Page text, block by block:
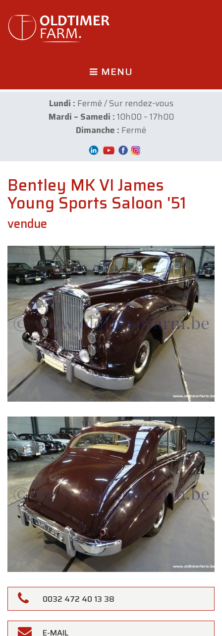
MENU
Lundi : Fermé / Sur rendez-vous
Mardi – Samedi :10h00 – 17h00
Dimanche : Fermé
Bentley MK VI James
Young Sports Saloon '51
vendue
0032 472 40 13 38
E-MAIL